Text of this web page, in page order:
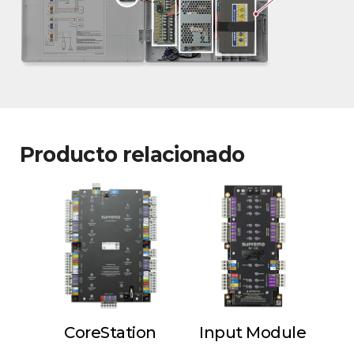
Producto relacionado
CoreStation Input Module